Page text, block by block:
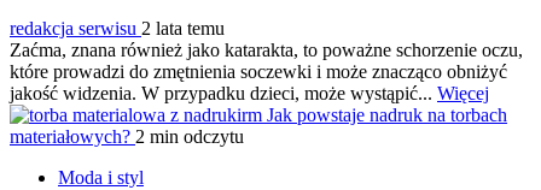
redakcja serwisu 2 lata temu
Zaćma, znana również jako katarakta, to poważne schorzenie oczu,
które prowadzi do zmętnienia soczewki i może znacząco obniżyć
jakość widzenia. W przypadku dzieci, może wystąpić... Więcej
Jak powstaje nadruk na torbach
materiałowych? 2 min odczytu
Moda i styl